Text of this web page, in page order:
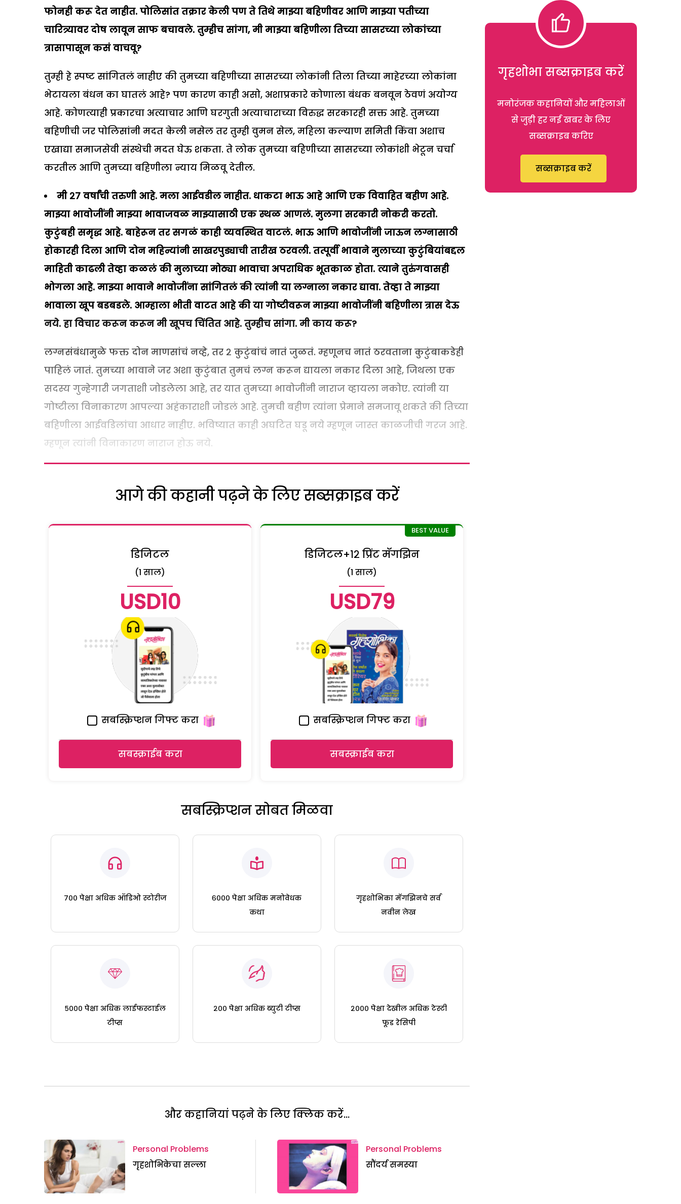
फोनही करू देत नाहीत. पोलिसांत तक्रार केली पण ते तिथे माझ्या बहिणीवर आणि माझ्या पतीच्या
चारित्र्यावर दोष लावून साफ बचावले. तुम्हीच सांगा,मी माझ्या बहिणीला तिच्या सासरच्या लोकांच्या
त्रासापासून कसं वाचवू?
तुम्ही हे स्पष्ट सांगितलं नाहीए की तुमच्या बहिणीच्या सासरच्या लोकांनी तिला तिच्या माहेरच्या लोकांना
भेटायला बंधन का घातलं आहे? पण कारण काही असो, अशाप्रकारे कोणाला बंधक बनवून ठेवणं अयोग्य
आहे. कोणत्याही प्रकारचा अत्याचार आणि घरगुती अत्याचाराच्या विरुद्ध सरकारही सक्त आहे. तुमच्या
बहिणीची जर पोलिसांनी मदत केली नसेल तर तुम्ही वुमन सेल, महिला कल्याण समिती किंवा अशाच
एखाद्या समाजसेवी संस्थेची मदत घेऊ शकता. ते लोक तुमच्या बहिणीच्या सासरच्या लोकांशी भेटून चर्चा
करतील आणि तुमच्या बहिणीला न्याय मिळवू देतील.
मी २७ वर्षांची तरुणी आहे. मला आईवडील नाहीत. धाकटा भाऊ आहे आणि एक विवाहित बहीण आहे.
माझ्या भावोजींनी माझ्या भावाजवळ माझ्यासाठी एक स्थळ आणलं. मुलगा सरकारी नोकरी करतो.
कुटुंबही समृद्ध आहे. बाहेरून तर सगळं काही व्यवस्थित वाटलं. भाऊ आणि भावोजींनी जाऊन लग्नासाठी
होकारही दिला आणि दोन महिन्यांनी साखरपुड्याची तारीख ठरवली. तत्पूर्वी भावाने मुलाच्या कुटुंबियांबद्दल
माहिती काढली तेव्हा कळलं की मुलाच्या मोठ्या भावाचा अपराधिक भूतकाळ होता. त्याने तुरुंगवासही
भोगला आहे. माझ्या भावाने भावोजींना सांगितलं की त्यांनी या लग्नाला नकार द्यावा. तेव्हा ते माझ्
भावाला खूप बडबडले. आम्हाला भीती वाटत आहे की या गोष्टीवरून माझ्या भावोजींनी बहिणीला त्रास देऊ
नये. हा विचार करून करून मी खूपच चिंतित आहे. तुम्हीच सांगा. मी काय करू?
लग्नसंबंधामुळे फक्त दोन माणसांचं नव्हे, तर २ कुटुंबांचं नातं जुळतं. म्हणूनच नातं ठरवताना कुटुंबाकडेही
पाहिलं जातं. तुमच्या भावाने जर अशा कुटुंबात तुमचं लग्न करून द्यायला नकार दिला आहे, जिथला एक
सदस्य गुन्हेगारी जगताशी जोडलेला आहे, तर यात तुमच्या भावोजींनी नाराज व्हायला नकोए. त्यांनी या
गोष्टीला विनाकारण आपल्या अहंकाराशी जोडलं आहे. तुमची बहीण त्यांना प्रेमाने समजावू शकते की तिच्या
बहिणीला आईवडिलांचा आधार नाहीए. भविष्यात काही अघटित घडू नये म्हणून जास्त काळजीची गरज आहे.
म्हणून त्यांनी विनाकारण नाराज होऊ नये.
आगे की कहानी पढ़ने के लिए सब्सक्राइब करें
डिजिटल
(1 साल)
USD10
सबस्क्रिप्शन गिफ्ट करा
सबस्क्राईब करा
डिजिटल+१२ प्रिंट मॅगझिन
(1 साल)
USD79
सबस्क्रिप्शन गिफ्ट करा
सबस्क्राईब करा
सबस्क्रिप्शन सोबत मिळवा
७०० पेक्षा अधिक ऑडिओ स्टोरीज
६००० पेक्षा अधिक मनोवेधक
कथा
गृहशोभिका मॅगझिनचे सर्व
नवीन लेख
५००० पेक्षा अधिक लाईफस्टाईल
टीप्स
२०० पेक्षा अधिक ब्युटी टीप्स
२००० पेक्षा देखील अधिक टेस्टी
फूड रेसिपी
और कहानियां पढ़ने के लिए क्लिक करें...
Personal Problems
गृहशोभिकेचा सल्ला
Personal Problems
सौंदर्य समस्या
गृहशोभा सब्सक्राइब करें
मनोरंजक कहानियों और महिलाओं
से जुड़ी हर नई खबर के लिए
सब्सक्राइब करिए
सब्सक्राइब करें